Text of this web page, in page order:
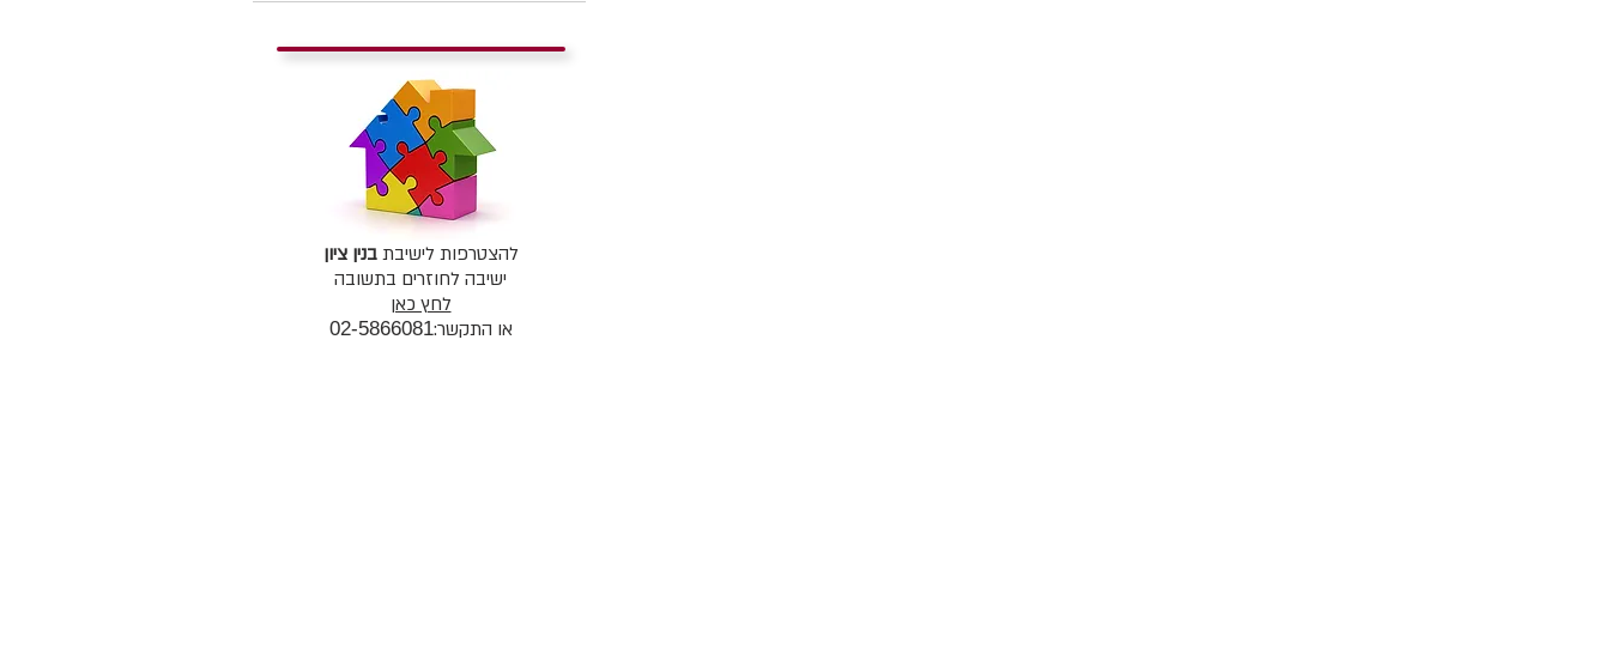
להצטרפות לישיבתבנין ציון
ישיבה לחוזרים בתשובה
לחץ כאן
או התקשר:02-5866081